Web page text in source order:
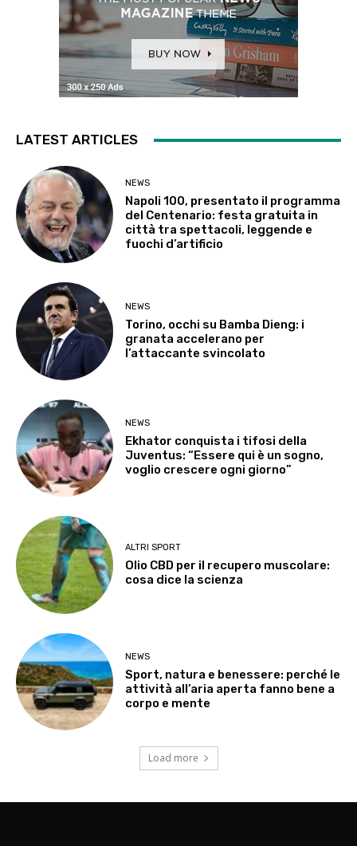
LATEST ARTICLES
NEWS
Napoli 100, presentato il programma
del Centenario: festa gratuita in
città tra spettacoli, leggende e
fuochi d’artificio
NEWS
Torino, occhi su Bamba Dieng: i
granata accelerano per
l’attaccante svincolato
NEWS
Ekhator conquista i tifosi della
Juventus: “Essere qui è un sogno,
voglio crescere ogni giorno”
ALTRI SPORT
Olio CBD per il recupero muscolare:
cosa dice la scienza
NEWS
Sport, natura e benessere: perché le
attività all’aria aperta fanno bene a
corpo e mente
Load more